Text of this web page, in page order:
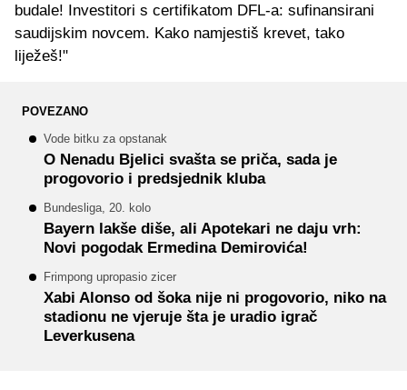
budale! Investitori s certifikatom DFL-a: sufinansirani
saudijskim novcem. Kako namjestiš krevet, tako
liježeš!"
POVEZANO
Vode bitku za opstanak
O Nenadu Bjelici svašta se priča, sada je
progovorio i predsjednik kluba
Bundesliga, 20. kolo
Bayern lakše diše, ali Apotekari ne daju vrh:
Novi pogodak Ermedina Demirovića!
Frimpong upropasio zicer
Xabi Alonso od šoka nije ni progovorio, niko na
stadionu ne vjeruje šta je uradio igrač
Leverkusena